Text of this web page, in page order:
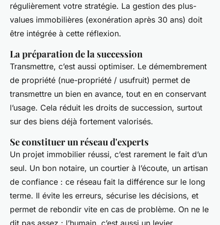
régulièrement votre stratégie. La gestion des plus-
values immobilières (exonération après 30 ans) doit
être intégrée à cette réflexion.
La préparation de la succession
Transmettre, c’est aussi optimiser. Le démembrement
de propriété (nue-propriété / usufruit) permet de
transmettre un bien en avance, tout en en conservant
l’usage. Cela réduit les droits de succession, surtout
sur des biens déjà fortement valorisés.
Se constituer un réseau d'experts
Un projet immobilier réussi, c’est rarement le fait d’un
seul. Un bon notaire, un courtier à l’écoute, un artisan
de confiance : ce réseau fait la différence sur le long
terme. Il évite les erreurs, sécurise les décisions, et
permet de rebondir vite en cas de problème. On ne le
dit pas assez : l’humain, c’est aussi un levier